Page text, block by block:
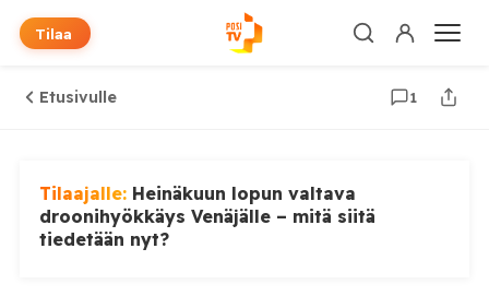
Tilaa
Etusivulle 1
Tilaajalle: Heinäkuun lopun valtava
droonihyökkäys Venäjälle – mitä siitä
tiedetään nyt?